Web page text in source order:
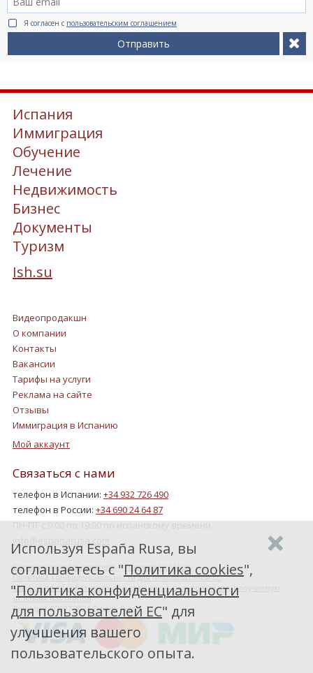
Я согласен с пользовательским соглашением
Отправить
Испания
Иммиграция
Обучение
Лечение
Недвижимость
Бизнес
Документы
Туризм
Ish.su
Видеопродакшн
О компании
Контакты
Вакансии
Тарифы на услуги
Реклама на сайте
Отзывы
Иммиграция в Испанию
Мой аккаунт
Связаться с нами
телефон в Испании: +34 932 726 490
телефон в России: +34 690 24 64 87
ПН-ПТ с 9:00 по 19:00 по испанскому времени.
Соглашение пользователя
Политика cookies
Политика конфиденциальности для пользователей ЕС
Как Google обрабатывает информацию о пользователях, получаемую
от наших партнеров
Copyright ©2007-2026 Espana Rusa
Используя España Rusa, вы
соглашаетесь с "Политика cookies",
"Политика конфиденциальности
для пользователей ЕС" для
улучшения вашего
пользовательского опыта.